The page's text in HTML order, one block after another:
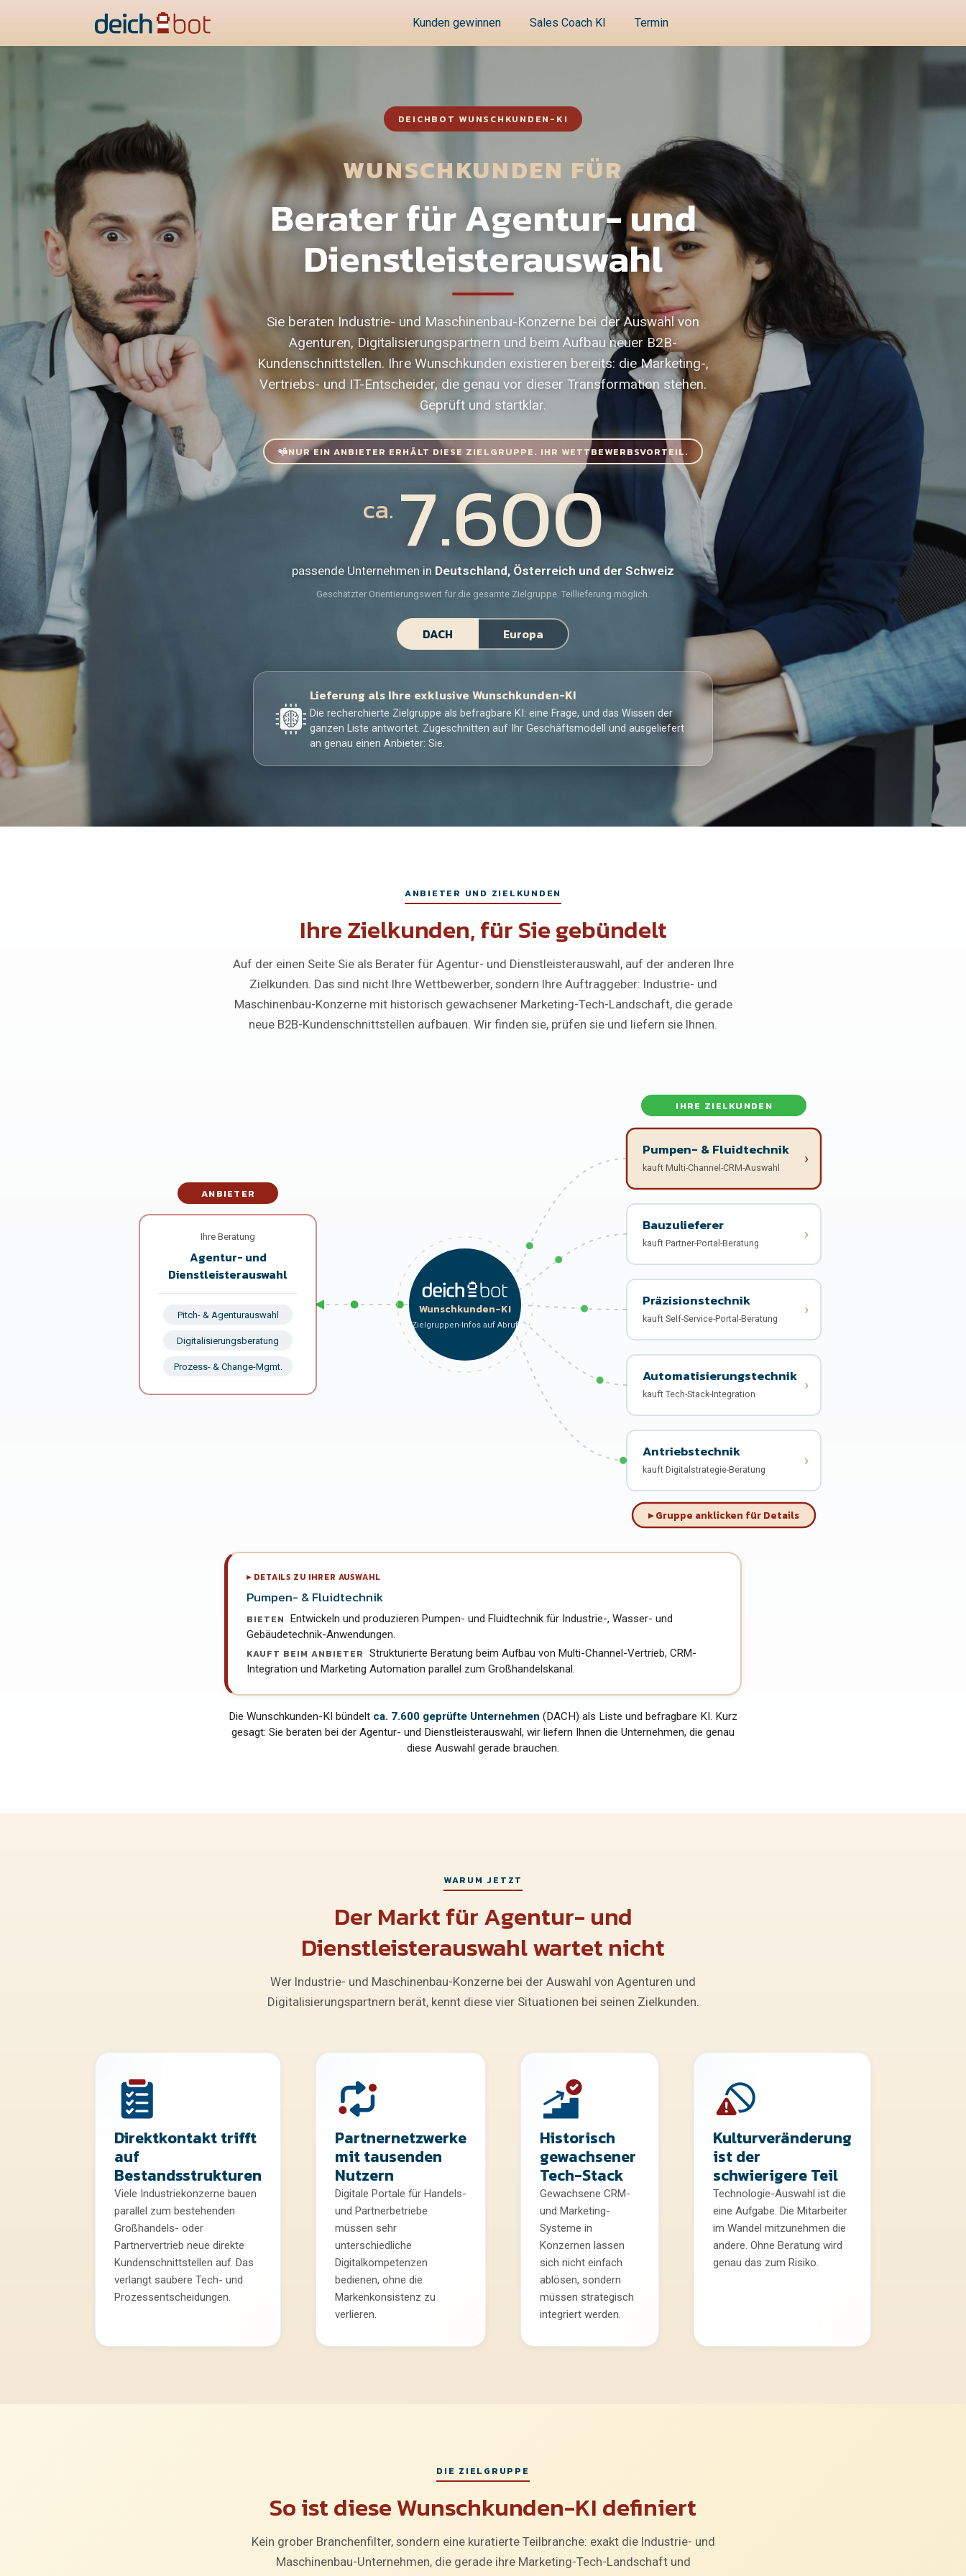
Kunden gewinnen Sales Coach KI Termin
DEICHBOT WUNSCHKUNDEN-KI
WUNSCHKUNDEN FÜR
Berater für Agentur- und
Dienstleisterauswahl
Sie beraten Industrie- und Maschinenbau-Konzerne bei der Auswahl von
Agenturen, Digitalisierungspartnern und beim Aufbau neuer B2B-
Kundenschnittstellen. Ihre Wunschkunden existieren bereits: die Marketing-,
Vertriebs- und IT-Entscheider, die genau vor dieser Transformation stehen.
Geprüft und startklar.
NUR EIN ANBIETER ERHÄLT DIESE ZIELGRUPPE. IHR WETTBEWERBSVORTEIL.
ca. 7.600
passende Unternehmen in Deutschland, Österreich und der Schweiz
Geschätzter Orientierungswert für die gesamte Zielgruppe. Teillieferung möglich.
DACH Europa
Lieferung als Ihre exklusive Wunschkunden-KI
Die recherchierte Zielgruppe als befragbare KI: eine Frage, und das Wissen der
ganzen Liste antwortet. Zugeschnitten auf Ihr Geschäftsmodell und ausgeliefert
an genau einen Anbieter: Sie.
ANBIETER UND ZIELKUNDEN
Ihre Zielkunden, für Sie gebündelt
Auf der einen Seite Sie als Berater für Agentur- und Dienstleisterauswahl, auf der anderen Ihre
Zielkunden. Das sind nicht Ihre Wettbewerber, sondern Ihre Auftraggeber: Industrie- und
Maschinenbau-Konzerne mit historisch gewachsener Marketing-Tech-Landschaft, die gerade
neue B2B-Kundenschnittstellen aufbauen. Wir finden sie, prüfen sie und liefern sie Ihnen.
ANBIETER
Ihre Beratung
Agentur- und
Dienstleisterauswahl
Pitch- & Agenturauswahl
Digitalisierungsberatung
Prozess- & Change-Mgmt.
Wunschkunden-KI
Zielgruppen-Infos auf Abruf
IHRE ZIELKUNDEN
Pumpen- & Fluidtechnik
kauft Multi-Channel-CRM-Auswahl
›
Bauzulieferer
kauft Partner-Portal-Beratung
›
Präzisionstechnik
kauft Self-Service-Portal-Beratung
›
Automatisierungstechnik
kauft Tech-Stack-Integration
›
Antriebstechnik
kauft Digitalstrategie-Beratung
›
▸ Gruppe anklicken für Details
▸ DETAILS ZU IHRER AUSWAHL
Pumpen- & Fluidtechnik
BIETEN Entwickeln und produzieren Pumpen- und Fluidtechnik für Industrie-, Wasser- und
Gebäudetechnik-Anwendungen.
KAUFT BEIM ANBIETER Strukturierte Beratung beim Aufbau von Multi-Channel-Vertrieb, CRM-
Integration und Marketing Automation parallel zum Großhandelskanal.
Die Wunschkunden-KI bündelt ca. 7.600 geprüfte Unternehmen (DACH) als Liste und befragbare KI. Kurz
gesagt: Sie beraten bei der Agentur- und Dienstleisterauswahl, wir liefern Ihnen die Unternehmen, die genau
diese Auswahl gerade brauchen.
WARUM JETZT
Der Markt für Agentur- und
Dienstleisterauswahl wartet nicht
Wer Industrie- und Maschinenbau-Konzerne bei der Auswahl von Agenturen und
Digitalisierungspartnern berät, kennt diese vier Situationen bei seinen Zielkunden.
Direktkontakt trifft
auf
Bestandsstrukturen
Viele Industriekonzerne bauen
parallel zum bestehenden
Großhandels- oder
Partnervertrieb neue direkte
Kundenschnittstellen auf. Das
verlangt saubere Tech- und
Prozessentscheidungen.
Partnernetzwerke
mit tausenden
Nutzern
Digitale Portale für Handels-
und Partnerbetriebe
müssen sehr
unterschiedliche
Digitalkompetenzen
bedienen, ohne die
Markenkonsistenz zu
verlieren.
Historisch
gewachsener
Tech-Stack
Gewachsene CRM-
und Marketing-
Systeme in
Konzernen lassen
sich nicht einfach
ablösen, sondern
müssen strategisch
integriert werden.
Kulturveränderung
ist der
schwierigere Teil
Technologie-Auswahl ist die
eine Aufgabe. Die Mitarbeiter
im Wandel mitzunehmen die
andere. Ohne Beratung wird
genau das zum Risiko.
DIE ZIELGRUPPE
So ist diese Wunschkunden-KI definiert
Kein grober Branchenfilter, sondern eine kuratierte Teilbranche: exakt die Industrie- und
Maschinenbau-Unternehmen, die gerade ihre Marketing-Tech-Landschaft und